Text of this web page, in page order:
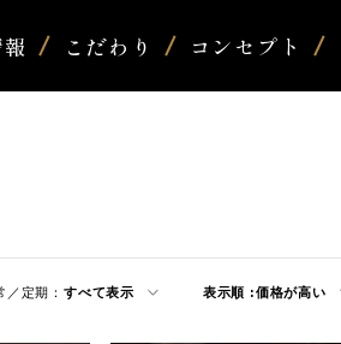
こだわり コンセプト
／定期： すべて表示 表示順 :価格が高い